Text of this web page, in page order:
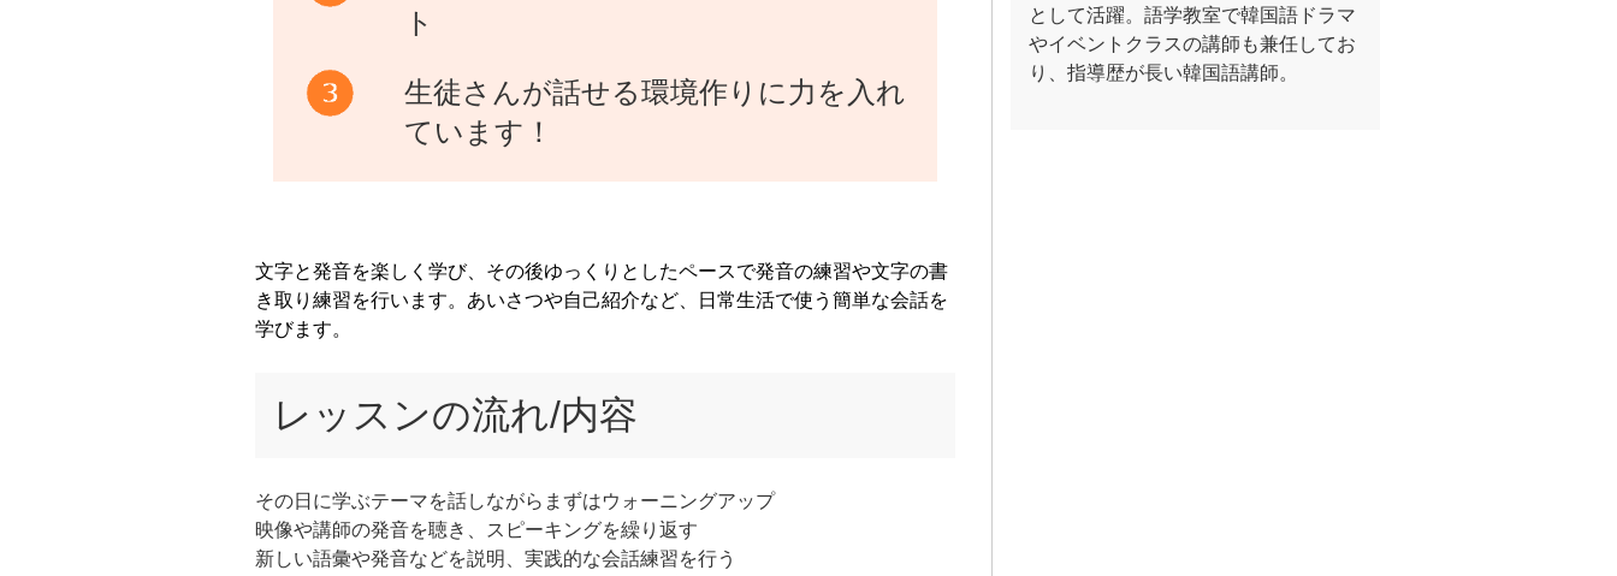
ト
生徒さんが話せる環境作りに力を入れ
ています！
文字と発音を楽しく学び、その後ゆっくりとしたペースで発音の練習や文字の書
き取り練習を行います。あいさつや自己紹介など、日常生活で使う簡単な会話を
学びます。
レッスンの流れ/内容
その日に学ぶテーマを話しながらまずはウォーニングアップ
映像や講師の発音を聴き、スピーキングを繰り返す
新しい語彙や発音などを説明、実践的な会話練習を行う
として活躍。語学教室で韓国語ドラマ
やイベントクラスの講師も兼任してお
り、指導歴が長い韓国語講師。